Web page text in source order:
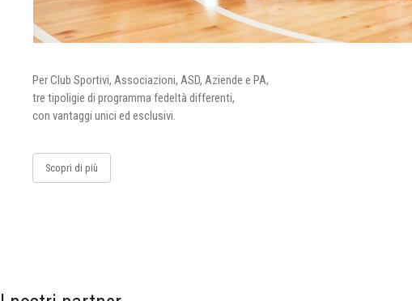
Per Club Sportivi, Associazioni, ASD, Aziende e PA,
tre tipoligie di programma fedeltà differenti,
con vantaggi unici ed esclusivi.
Scopri di più